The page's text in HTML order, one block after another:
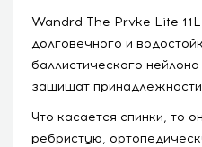
Wandrd The Prvke Lite
долговечного и
баллистического
защищат
Что касается спинки, то
ребристую,